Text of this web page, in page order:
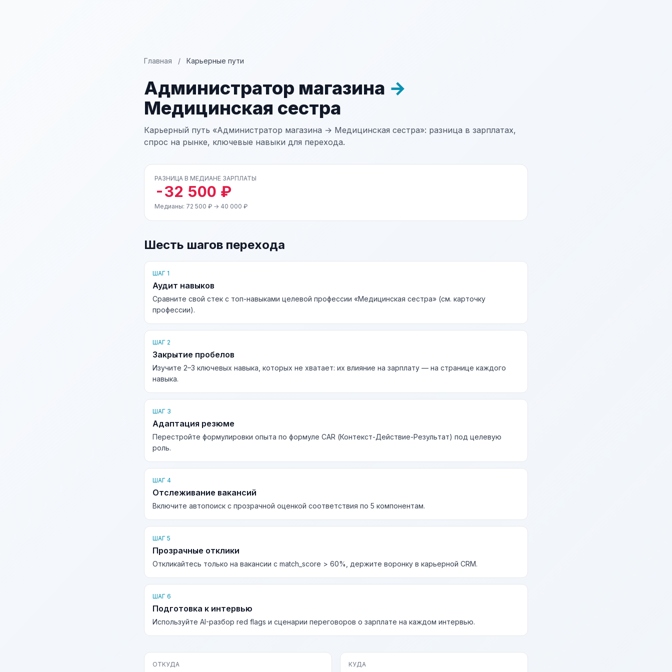
Главная / Карьерные пути
Администратор магазина →
Медицинская сестра
Карьерный путь «Администратор магазина → Медицинская сестра»: разница в зарплатах,
спрос на рынке, ключевые навыки для перехода.
РАЗНИЦА В МЕДИАНЕ ЗАРПЛАТЫ
-32 500 ₽
Медианы: 72 500 ₽ → 40 000 ₽
Шесть шагов перехода
ШАГ 1
Аудит навыков
Сравните свой стек с топ-навыками целевой профессии «Медицинская сестра» (см. карточку
профессии).
ШАГ 2
Закрытие пробелов
Изучите 2–3 ключевых навыка, которых не хватает: их влияние на зарплату — на странице каждого
навыка.
ШАГ 3
Адаптация резюме
Перестройте формулировки опыта по формуле CAR (Контекст-Действие-Результат) под целевую
роль.
ШАГ 4
Отслеживание вакансий
Включите автопоиск с прозрачной оценкой соответствия по 5 компонентам.
ШАГ 5
Прозрачные отклики
Откликайтесь только на вакансии с match_score > 60%, держите воронку в карьерной CRM.
ШАГ 6
Подготовка к интервью
Используйте AI-разбор red flags и сценарии переговоров о зарплате на каждом интервью.
ОТКУДА КУДА